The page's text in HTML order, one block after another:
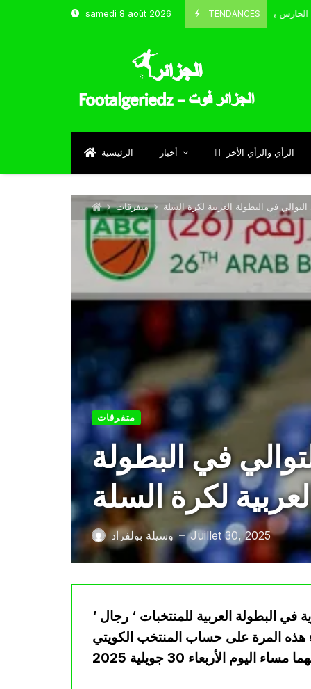
samedi 8 août 2026 TENDANCES
الحارس بوحلفاية يتحدث عن طموحاته مع المنتخب و شباب قسنطينة
الرئيسية أخبار الرأي والرأي الأخر
متفرقات في البطولة العربية لكرة السلة
متفرقات
في البطولة
لكرة السلة
وسيلة بولفراد — Juillet 30, 2025
البطولة العربية للمنتخبات ‘ رجال ‘
هذه المرة على حساب المنتخب الكويتي